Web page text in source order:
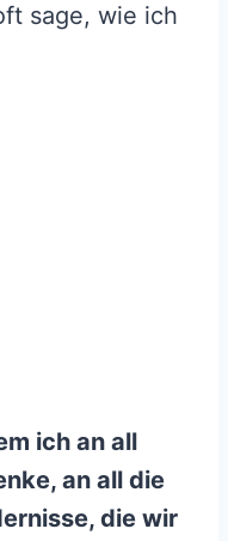
sage, wie ich
ich an all
an all die
die wir